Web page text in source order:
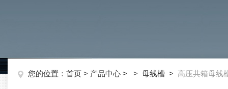
您的位置： 首页 > 产品中心 > > 母线槽 > 高压共箱母线